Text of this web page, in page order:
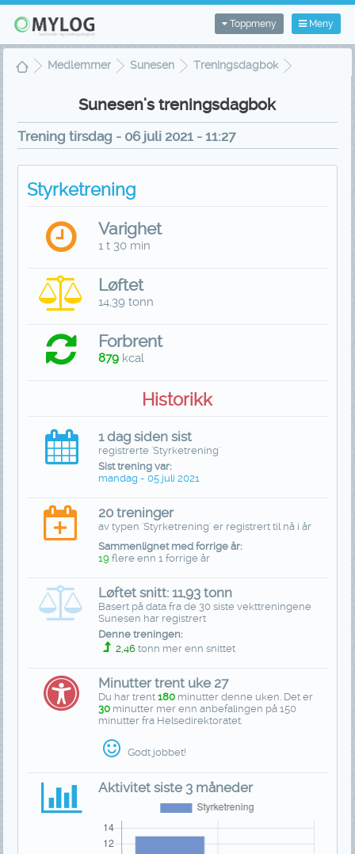
Meny
Toppmeny
Medlemmer Sunesen
Treningsdagbok
Sunesen's treningsdagbok
Trening tirsdag - 06 juli 2021 - 11:27
Styrketrening
Varighet
1 t 30 min
Løftet
14,39 tonn
Forbrent
879 kcal
Historikk
1 dag siden sist
registrerte 'Styrketrening'
Sist trening var:
mandag - 05 juli 2021
20 treninger
av typen 'Styrketrening' er registrert til nå i år
Sammenlignet med forrige år:
19 flere enn 1 forrige år
Løftet snitt: 11,93 tonn
Basert på data fra de 30 siste vekttreningene
Sunesen har registrert
Denne treningen:
2,46 tonn mer enn snittet
Minutter trent uke 27
Du har trent180 minutter denne uken. Det er
30 minutter mer enn anbefalingen på 150
minutter fra Helsedirektoratet.
Godt jobbet!
Aktivitet siste 3 måneder